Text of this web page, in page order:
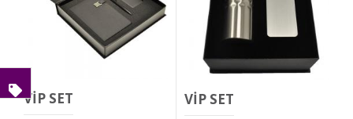
VİP SET VİP SET